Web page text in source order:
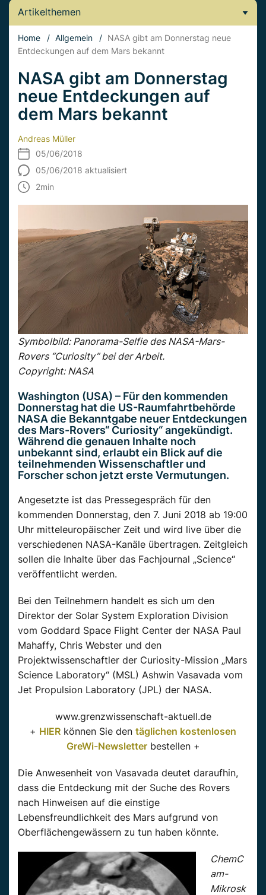
Artikelthemen
Home / Allgemein / NASA gibt am Donnerstag neue
Entdeckungen auf dem Mars bekannt
NASA gibt am Donnerstag
neue Entdeckungen auf
dem Mars bekannt
Andreas Müller
05/06/2018
05/06/2018 aktualisiert
2min
Symbolbild: Panorama-Selfie des NASA-Mars-
Rovers “Curiosity” bei der Arbeit.
Copyright: NASA
Washington (USA) – Für den kommenden
Donnerstag hat die US-Raumfahrtbehörde
NASA die Bekanntgabe neuer Entdeckungen
des Mars-Rovers“ Curiosity“ angekündigt.
Während die genauen Inhalte noch
unbekannt sind, erlaubt ein Blick auf die
teilnehmenden Wissenschaftler und
Forscher schon jetzt erste Vermutungen.
Angesetzte ist das Pressegespräch für den
kommenden Donnerstag, den 7. Juni 2018 ab 19:00
Uhr mitteleuropäischer Zeit und wird live über die
verschiedenen NASA-Kanäle übertragen. Zeitgleich
sollen die Inhalte über das Fachjournal „Science“
veröffentlicht werden.
Bei den Teilnehmern handelt es sich um den
Direktor der Solar System Exploration Division
vom Goddard Space Flight Center der NASA Paul
Mahaffy, Chris Webster und den
Projektwissenschaftler der Curiosity-Mission „Mars
Science Laboratory“ (MSL) Ashwin Vasavada vom
Jet Propulsion Laboratory (JPL) der NASA.
www.grenzwissenschaft-aktuell.de
+ HIER können Sie den täglichen kostenlosen
GreWi-Newsletterbestellen +
Die Anwesenheit von Vasavada deutet daraufhin,
dass die Entdeckung mit der Suche des Rovers
nach Hinweisen auf die einstige
Lebensfreundlichkeit des Mars aufgrund von
Oberflächengewässern zu tun haben könnte.
ChemC
am-
Mikrosk